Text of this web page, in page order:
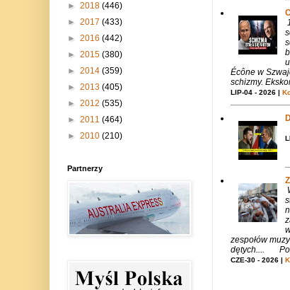
Écône w
schizmy.
LIP-04 - 2026 |
zespołów
dętych....
CZE-30 - 2026 |
► 2018 (446)
► 2017 (433)
► 2016 (442)
► 2015 (380)
► 2014 (359)
► 2013 (405)
► 2012 (535)
► 2011 (464)
► 2010 (210)
Partnerzy